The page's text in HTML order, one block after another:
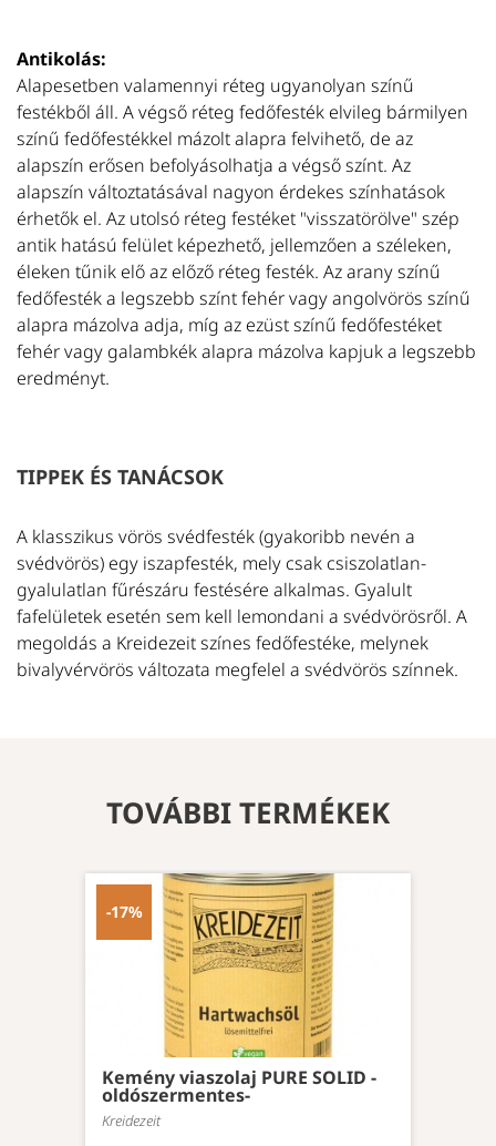
Antikolás:
Alapesetben valamennyi réteg ugyanolyan színű
festékből áll. A végső réteg fedőfesték elvileg bármilyen
színű fedőfestékkel mázolt alapra felvihető, de az
alapszín erősen befolyásolhatja a végső színt. Az
alapszín változtatásával nagyon érdekes színhatások
érhetők el. Az utolsó réteg festéket "visszatörölve" szép
antik hatású felület képezhető, jellemzően a széleken,
éleken tűnik elő az előző réteg festék. Az arany színű
fedőfesték a legszebb színt fehér vagy angolvörös színű
alapra mázolva adja, míg az ezüst színű fedőfestéket
fehér vagy galambkék alapra mázolva kapjuk a legszebb
eredményt.
TIPPEK ÉS TANÁCSOK
A klasszikus vörös svédfesték (gyakoribb nevén a
svédvörös) egy iszapfesték, mely csak csiszolatlan-
gyalulatlan fűrészáru festésére alkalmas. Gyalult
fafelületek esetén sem kell lemondani a svédvörösről. A
megoldás a Kreidezeit színes fedőfestéke, melynek
bivalyvérvörös változata megfelel a svédvörös színnek.
TOVÁBBI TERMÉKEK
-17%
Kemény viaszolaj PURE SOLID -
oldószermentes-
Kreidezeit